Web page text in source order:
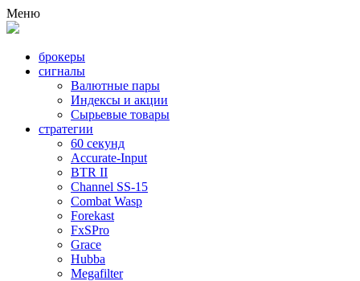
Меню
брокеры
сигналы
Валютные пары
Индексы и акции
Сырьевые товары
стратегии
60 секунд
Accurate-Input
BTR II
Channel SS-15
Combat Wasp
Forekast
FxSPro
Grace
Hubba
Megafilter